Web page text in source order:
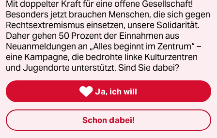
Interessen.
Von Derya Türkmen
Mit doppelter Kraft für eine offene Gesellschaft!
Besonders jetzt brauchen Menschen, die sich gegen
Rechtsextremismus einsetzen, unsere Solidarität.
Daher gehen 50 Prozent der Einnahmen aus
Neuanmeldungen an „Alles beginnt im Zentrum“ –
eine Kampagne, die bedrohte linke Kulturzentren
und Jugendorte unterstützt. Sind Sie dabei?
 Ja, ich will
Schon dabei!